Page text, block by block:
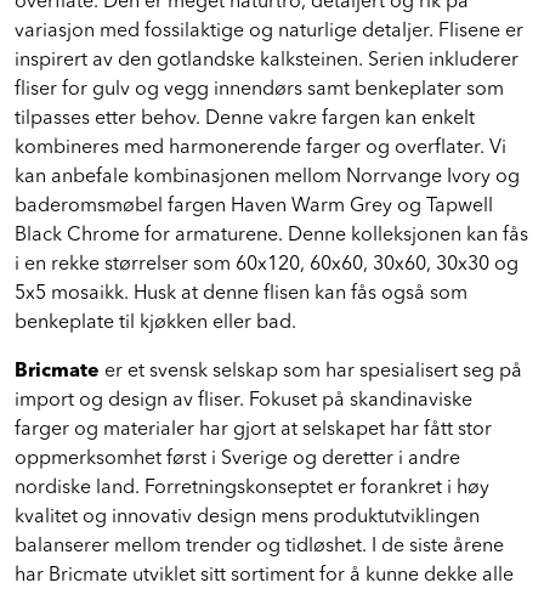
variasjon med fossilaktige og naturlige detaljer. Flisene er
inspirert av den gotlandske kalksteinen. Serien inkluderer
fliser for gulv og vegg innendørs samt benkeplater som
tilpasses etter behov. Denne vakre fargen kan enkelt
kombineres med harmonerende farger og overflater. Vi
kan anbefale kombinasjonen mellom Norrvange Ivory og
baderomsmøbel fargen Haven Warm Grey og Tapwell
Black Chrome for armaturene. Denne kolleksjonen kan fås
i en rekke størrelser som 60x120, 60x60, 30x60, 30x30 og
5x5 mosaikk. Husk at denne flisen kan fås også som
benkeplate til kjøkken eller bad.
Bricmate er et svensk selskap som har spesialisert seg på
import og design av fliser. Fokuset på skandinaviske
farger og materialer har gjort at selskapet har fått stor
oppmerksomhet først i Sverige og deretter i andre
nordiske land. Forretningskonseptet er forankret i høy
kvalitet og innovativ design mens produktutviklingen
balanserer mellom trender og tidløshet. I de siste årene
har Bricmate utviklet sitt sortiment for å kunne dekke alle